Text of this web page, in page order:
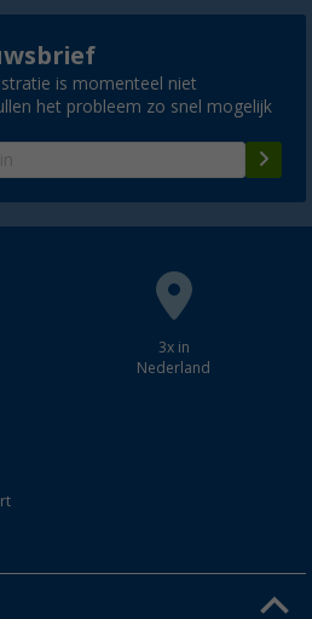
is momenteel niet
het probleem zo snel mogelijk
3x in
Nederland